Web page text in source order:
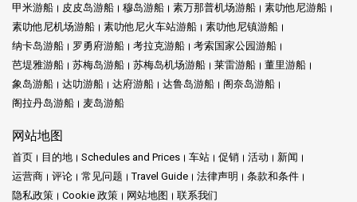
甲米游船
皮皮岛游船 穆岛游船 素万那普机场游船
素叻他尼游船
素叻他尼机场游船
素叻他尼火车站游船
素叻他尼镇游船
纳卡岛游船
罗勇府游船 考拉克游船
考索国家公园游船
芭堤雅游船
苏梅岛游船 苏梅岛机场游船 莱雷游船
董里游船
象岛游船
达叻游船 达府游船 达鲁岛游船
阁奈岛游船
阁拉丹岛游船
麦岛游船
网站地图
首页 目的地 Schedules and Prices 车站 促销 活动
新闻
运营商
评论 常见问题 Travel Guide 法律声明
条款和条件
隐私政策
Cookie 政策 网站地图 联系我们